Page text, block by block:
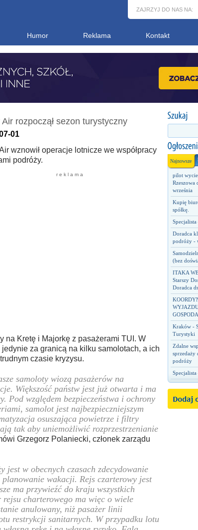
ZAJRZYJ DO NAS NA:
Humor Reklama Kontakt
Najnowsze
pilot
Rzeszowa
września
Kupię
spółkę.
Doradca
podróży -
(bez
ITAKA
Starszy
Doradca
Kraków -
Turystyki
Zdalne
sprzedaży
podróży
Air rozpoczął sezon turystyczny
01
wznowił operacje lotnicze we współpracy
podróży.
r e k l a m a
na Kretę i Majorkę z pasażerami TUI. W
za granicą na kilku samolotach, a ich
czasie kryzysu.
samoloty wiozą pasażerów na
Większość państw jest już otwarta i ma
Pod względem bezpieczeństwa i ochrony
samolot jest najbezpieczniejszym
osuszająca powietrze i filtry
tak aby uniemożliwić rozprzestrzenianie
Grzegorz Polaniecki, członek zarządu
w obecnych czasach zdecydowanie
wakacji. Rejs czarterowy jest
ma przywieźć do kraju wszystkich
rejsu charterowego ma więc o wiele
anulowany, niż pasażer linii
restrykcji sanitarnych. W przypadku lotu